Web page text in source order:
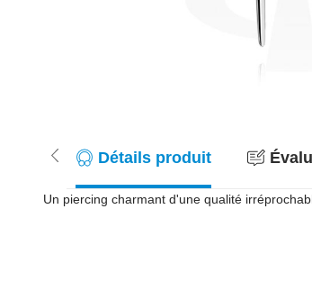
Détails produit
Un piercing charmant d'une qualité